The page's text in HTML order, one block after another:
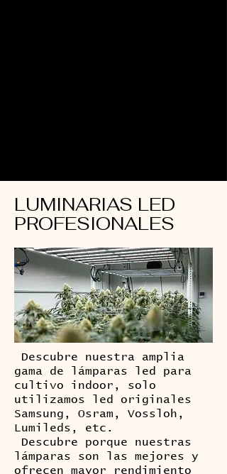
LUMINARIAS LED
PROFESIONALES
Descubre nuestra amplia
gama de lámparas led para
cultivo indoor, solo
utilizamos led originales
Samsung, Osram, Vossloh,
Lumileds, etc.
Descubre porque nuestras
lámparas son las mejores y
ofrecen mayor rendimiento